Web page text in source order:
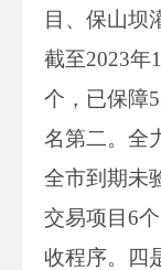
目、保山坝
截至2023年
个，已保障
名第二。全
全市到期未
交易项目6
收程序。四